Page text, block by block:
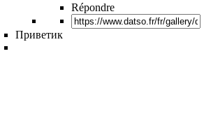
Répondre
Приветик